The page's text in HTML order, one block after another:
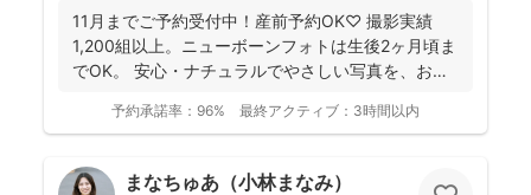
11月までご予約受付中！産前予約OK♡ 撮影実績
1,200組以上。ニューボーンフォトは生後2ヶ月頃ま
でOK。 安心・ナチュラルでやさしい写真を、お子
予約承諾率： 96% 最終アクティブ： 3時間以内
まなちゅあ（小林まなみ）